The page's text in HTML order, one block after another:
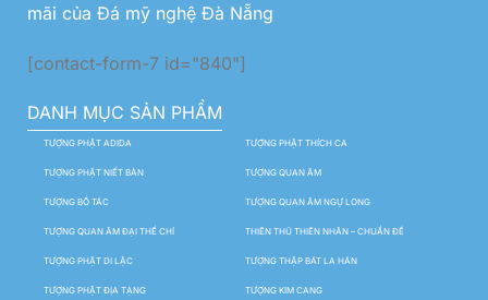
mãi của Đá mỹ nghệ Đà Nẵng
[contact-form-7 id="840"]
DANH MỤC SẢN PHẨM
TƯỢNG PHẬT ADIDA TƯỢNG PHẬT THÍCH CA
TƯỢNG PHẬT NIẾT BÀN TƯỢNG QUAN ÂM
TƯỢNG BỒ TÁC TƯỢNG QUAN ÂM NGỰ LONG
TƯỢNG QUAN ÂM ĐẠI THẾ CHÍ THIÊN THỦ THIÊN NHÃN – CHUẨN ĐỀ
TƯỢNG PHẬT DI LẶC TƯỢNG THẬP BÁT LA HÁN
TƯỢNG PHẬT ĐỊA TẠNG TƯỢNG KIM CANG